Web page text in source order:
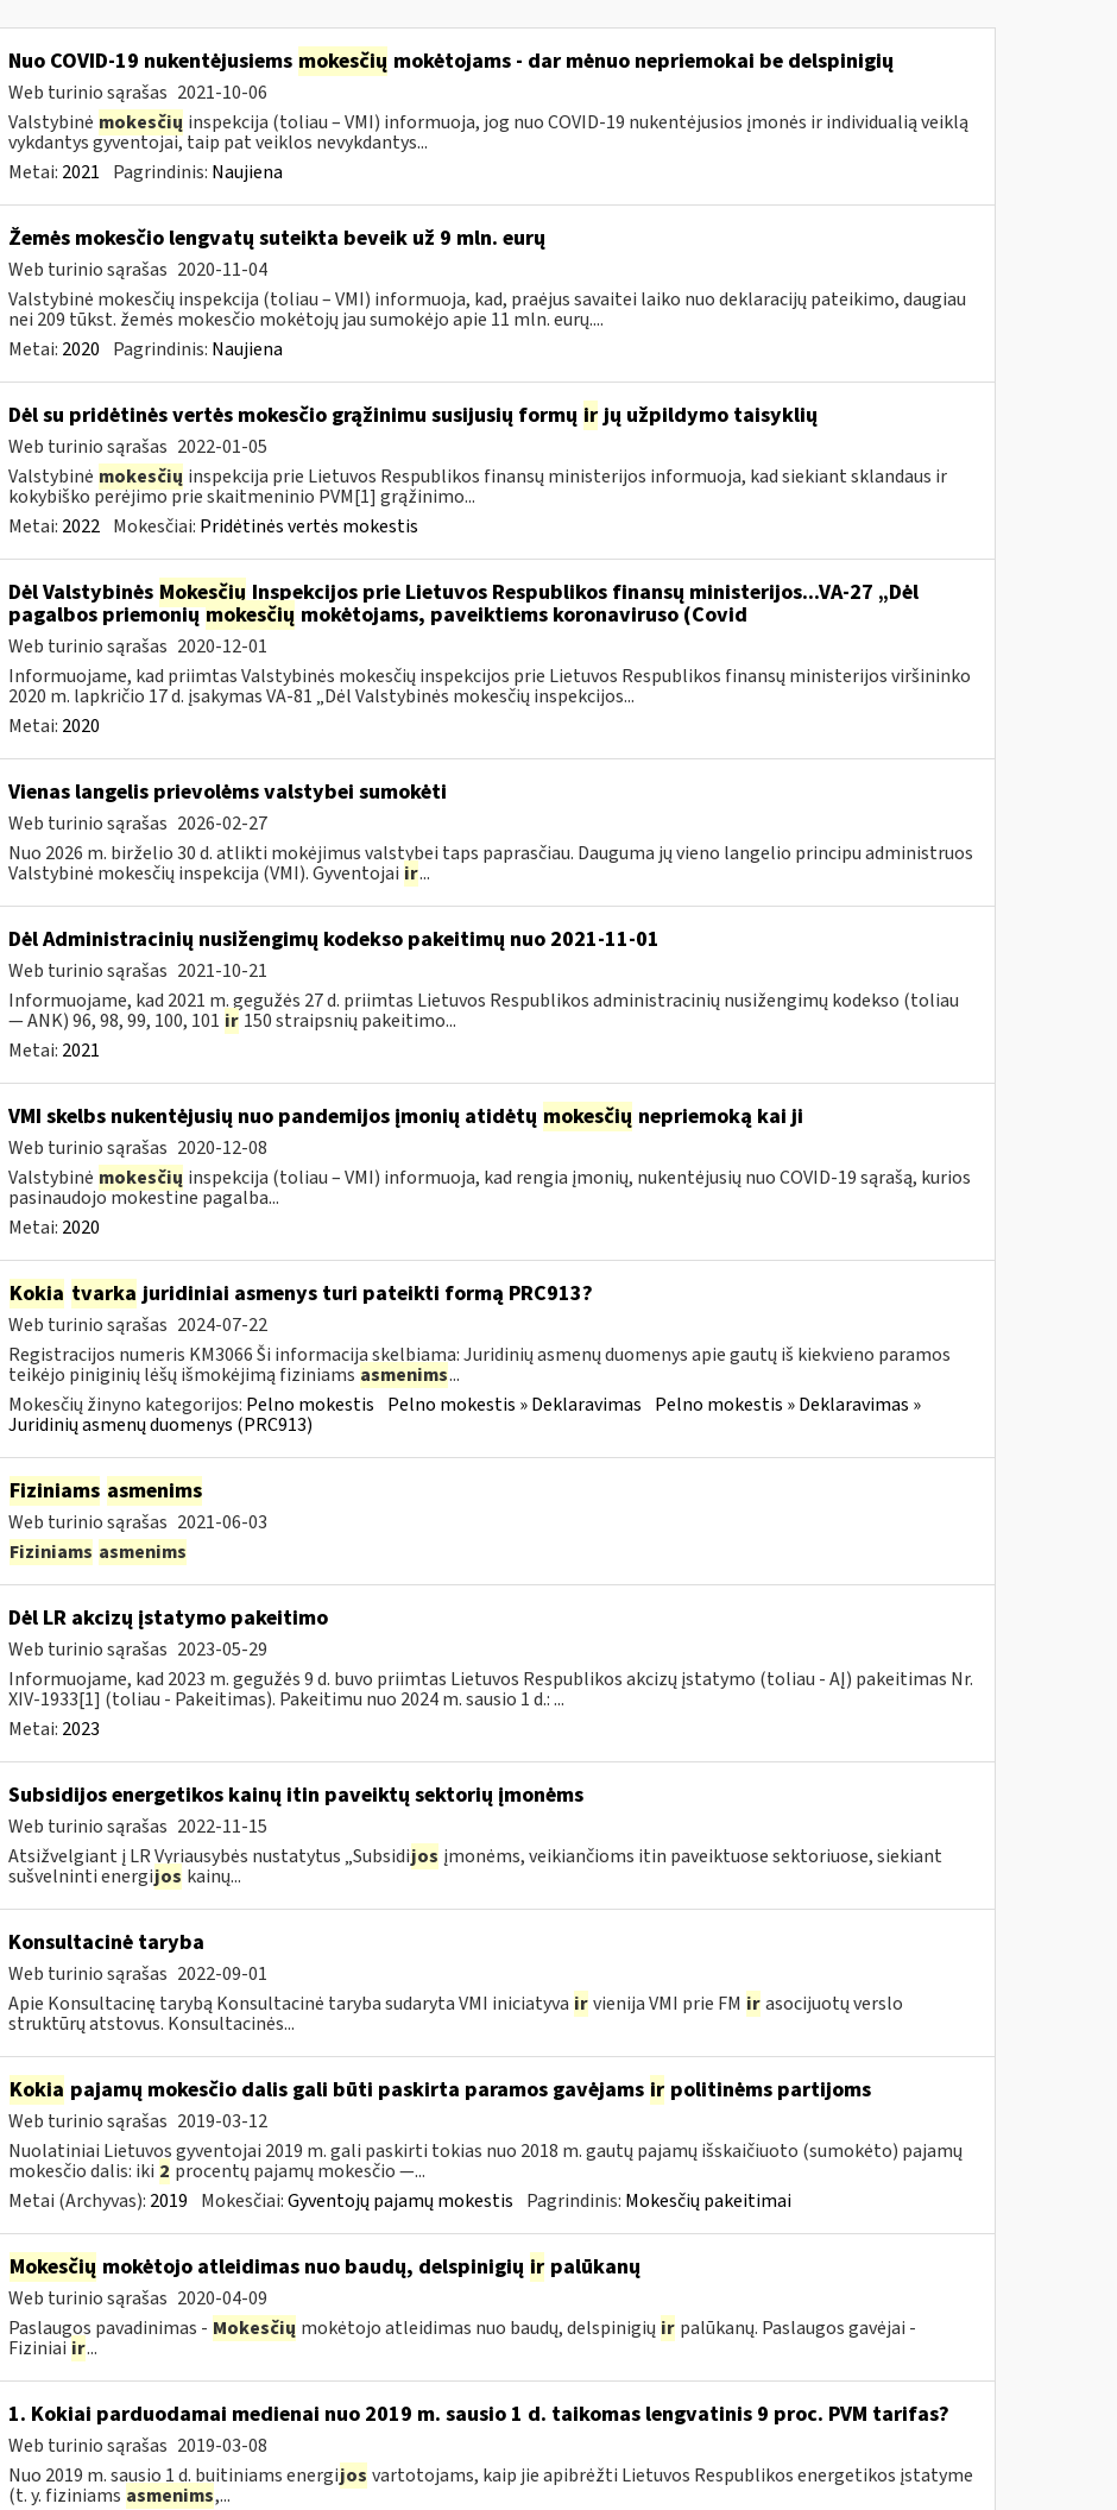
Nuo COVID-19 nukentėjusiems mokesčių mokėtojams - dar mėnuo nepriemokai be delspinigių
Web turinio sąrašas 2021-10-06
Valstybinė mokesčių inspekcija (toliau – VMI) informuoja, jog nuo COVID-19 nukentėjusios įmonės ir individualią veiklą
vykdantys gyventojai, taip pat veiklos nevykdantys...
Metai: 2021 Pagrindinis: Naujiena
Žemės mokesčio lengvatų suteikta beveik už 9 mln. eurų
Web turinio sąrašas 2020-11-04
Valstybinė mokesčių inspekcija (toliau – VMI) informuoja, kad, praėjus savaitei laiko nuo deklaracijų pateikimo, daugiau
nei 209 tūkst. žemės mokesčio mokėtojų jau sumokėjo apie 11 mln. eurų....
Metai: 2020 Pagrindinis: Naujiena
Dėl su pridėtinės vertės mokesčio grąžinimu susijusių formų irjų užpildymo taisyklių
Web turinio sąrašas 2022-01-05
Valstybinė mokesčių inspekcija prie Lietuvos Respublikos finansų ministerijos informuoja, kad siekiant sklandaus ir
kokybiško perėjimo prie skaitmeninio PVM[1] grąžinimo...
Metai: 2022 Mokesčiai: Pridėtinės vertės mokestis
Dėl Valstybinės MokesčiųInspekcijos prie Lietuvos Respublikos finansų ministerijos...VA-27 „Dėl
pagalbos priemoniųmokesčių mokėtojams, paveiktiems koronaviruso (Covid
Web turinio sąrašas 2020-12-01
Informuojame, kad priimtas Valstybinės mokesčių inspekcijos prie Lietuvos Respublikos finansų ministerijos viršininko
2020 m. lapkričio 17 d. įsakymas VA-81 „Dėl Valstybinės mokesčių inspekcijos...
Metai: 2020
Vienas langelis prievolėms valstybei sumokėti
Web turinio sąrašas 2026-02-27
Nuo 2026 m. birželio 30 d. atlikti mokėjimus valstybei taps paprasčiau. Dauguma jų vieno langelio principu administruos
Valstybinė mokesčių inspekcija (VMI). Gyventojai ir...
Dėl Administracinių nusižengimų kodekso pakeitimų nuo 2021-11-01
Web turinio sąrašas 2021-10-21
Informuojame, kad 2021 m. gegužės 27 d. priimtas Lietuvos Respublikos administracinių nusižengimų kodekso (toliau
— ANK) 96, 98, 99, 100, 101 ir 150 straipsnių pakeitimo...
Metai: 2021
VMI skelbs nukentėjusių nuo pandemijos įmonių atidėtų mokesčių nepriemoką kai ji
Web turinio sąrašas 2020-12-08
Valstybinė mokesčių inspekcija (toliau – VMI) informuoja, kad rengia įmonių, nukentėjusių nuo COVID-19 sąrašą, kurios
pasinaudojo mokestine pagalba...
Metai: 2020
Kokia tvarka juridiniai asmenys turi pateikti formą PRC913?
Web turinio sąrašas 2024-07-22
Registracijos numeris KM3066 Ši informacija skelbiama: Juridinių asmenų duomenys apie gautų iš kiekvieno paramos
teikėjo piniginių lėšų išmokėjimą fiziniams asmenims...
Mokesčių žinyno kategorijos: Pelno mokestis Pelno mokestis » Deklaravimas Pelno mokestis » Deklaravimas »
Juridinių asmenų duomenys (PRC913)
Fiziniams asmenims
Web turinio sąrašas 2021-06-03
Fiziniams asmenims
Dėl LR akcizų įstatymo pakeitimo
Web turinio sąrašas 2023-05-29
Informuojame, kad 2023 m. gegužės 9 d. buvo priimtas Lietuvos Respublikos akcizų įstatymo (toliau - AĮ) pakeitimas Nr.
XIV-1933[1] (toliau - Pakeitimas). Pakeitimu nuo 2024 m. sausio 1 d.: ...
Metai: 2023
Subsidijos energetikos kainų itin paveiktų sektorių įmonėms
Web turinio sąrašas 2022-11-15
Atsižvelgiant į LR Vyriausybės nustatytus „Subsidijos įmonėms, veikiančioms itin paveiktuose sektoriuose, siekiant
sušvelninti energijos kainų...
Konsultacinė taryba
Web turinio sąrašas 2022-09-01
Apie Konsultacinę tarybą Konsultacinė taryba sudaryta VMI iniciatyva ir vienija VMI prie FM ir asocijuotų verslo
struktūrų atstovus. Konsultacinės...
Kokia pajamų mokesčio dalis gali būti paskirta paramos gavėjams irpolitinėms partijoms
Web turinio sąrašas 2019-03-12
Nuolatiniai Lietuvos gyventojai 2019 m. gali paskirti tokias nuo 2018 m. gautų pajamų išskaičiuoto (sumokėto) pajamų
mokesčio dalis: iki 2 procentų pajamų mokesčio —...
Metai (Archyvas): 2019 Mokesčiai:Gyventojų pajamų mokestis Pagrindinis: Mokesčių pakeitimai
Mokesčių mokėtojo atleidimas nuo baudų, delspinigių irpalūkanų
Web turinio sąrašas 2020-04-09
Paslaugos pavadinimas - Mokesčių mokėtojo atleidimas nuo baudų, delspinigių ir palūkanų. Paslaugos gavėjai -
Fiziniai ir...
1. Kokiai parduodamai medienai nuo 2019 m. sausio 1 d. taikomas lengvatinis 9 proc. PVM tarifas?
Web turinio sąrašas 2019-03-08
Nuo 2019 m. sausio 1 d. buitiniams energijos vartotojams, kaip jie apibrėžti Lietuvos Respublikos energetikos įstatyme
(t. y. fiziniams asmenims,...